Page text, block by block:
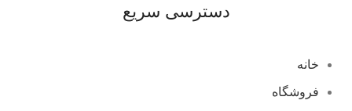
دسترسی سریع
خانه
فروشگاه